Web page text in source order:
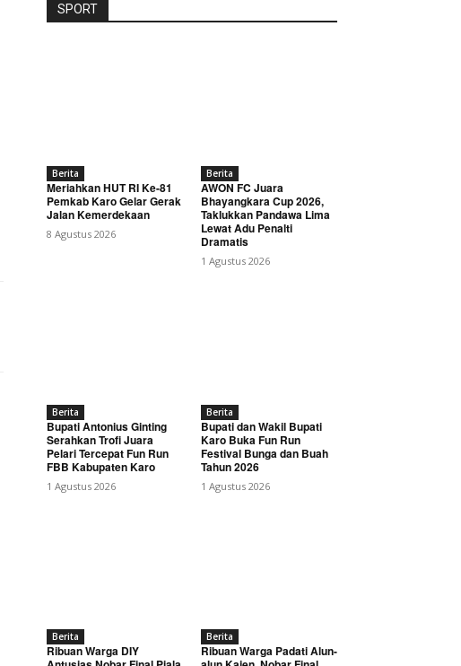
SPORT
Berita
Meriahkan HUT RI Ke-81
Pemkab Karo Gelar Gerak
Jalan Kemerdekaan
8 Agustus 2026
Berita
AWON FC Juara
Bhayangkara Cup 2026,
Taklukkan Pandawa Lima
Lewat Adu Penalti
Dramatis
1 Agustus 2026
Berita
Bupati Antonius Ginting
Serahkan Trofi Juara
Pelari Tercepat Fun Run
FBB Kabupaten Karo
1 Agustus 2026
Berita
Bupati dan Wakil Bupati
Karo Buka Fun Run
Festival Bunga dan Buah
Tahun 2026
1 Agustus 2026
Berita
Ribuan Warga DIY
Berita
Ribuan Warga Padati Alun-